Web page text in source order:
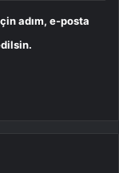
adım, e-posta